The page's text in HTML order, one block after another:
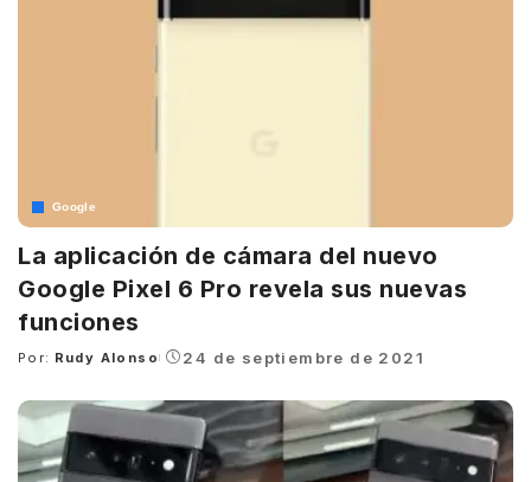
Google
La aplicación de cámara del nuevo
Google Pixel 6 Pro revela sus nuevas
funciones
Posted
Por: Rudy Alonso 24 de septiembre de 2021